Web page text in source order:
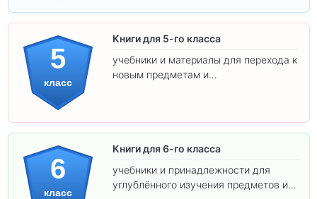
5
класс
Книги для 5-го класса
учебники и материалы для перехода к
новым предметам и
6
класс
Книги для 6-го класса
учебники и принадлежности для
углублённого изучения предметов и